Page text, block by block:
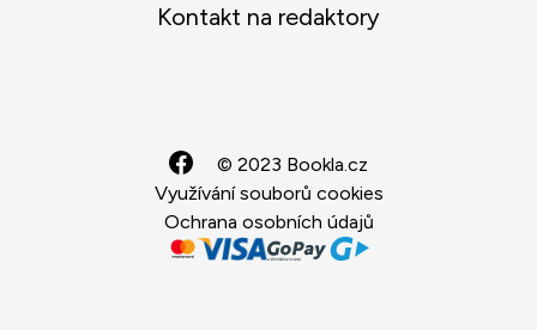
Kontakt na redaktory
© 2023 Bookla.cz
Využívání souborů cookies
Ochrana osobních údajů